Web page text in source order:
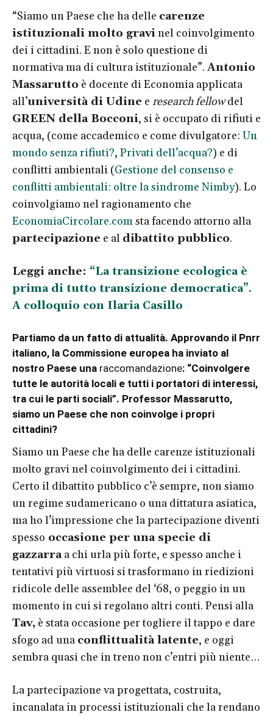
“Siamo un Paese che ha delle carenze
istituzionali molto gravinel coinvolgimento
dei i cittadini. E non è solo questione di
normativa ma di cultura istituzionale”. Antonio
Massarutto è docente di Economia applicata
all’università di Udine e research fellowdel
GREEN della Bocconi, si è occupato di rifiuti e
acqua, (come accademico e come divulgatore: Un
mondo senza rifiuti?, Privati dell’acqua?) e di
conflitti ambientali (Gestione del consenso e
conflitti ambientali: oltre la sindrome Nimby). Lo
coinvolgiamo nel ragionamento che
EconomiaCircolare.comsta facendo attorno alla
partecipazione e al dibattito pubblico.
Leggi anche: “La transizione ecologica è
prima di tutto transizione democratica”.
A colloquio con Ilaria Casillo
Partiamo da un fatto di attualità. Approvando il Pnrr
italiano, la Commissione europea ha inviato al
nostro Paese una raccomandazione: “Coinvolgere
tutte le autorità locali e tutti i portatori di interessi,
tra cui le parti sociali”. Professor Massarutto,
siamo un Paese che non coinvolge i propri
cittadini?
Siamo un Paese che ha delle carenze istituzionali
molto gravi nel coinvolgimento dei i cittadini.
Certo il dibattito pubblico c’è sempre, non siamo
un regime sudamericano o una dittatura asiatica,
ma ho l’impressione che la partecipazione diventi
spesso occasione per una specie di
gazzarraa chi urla più forte, e spesso anche i
tentativi più virtuosi si trasformano in riedizioni
ridicole delle assemblee del ‘68, o peggio in un
momento in cui si regolano altri conti. Pensi alla
Tav, è stata occasione per togliere il tappo e dare
sfogo ad una conflittualità latente, e oggi
sembra quasi che in treno non c’entri più niente…
La partecipazione va progettata, costruita,
incanalata in processi istituzionali che la rendano